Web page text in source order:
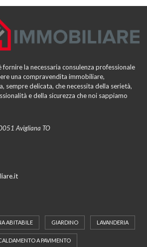
la necessaria consulenza professionale
una compravendita immobiliare,
sempre delicata, che necessita della serietà,
e della sicurezza che noi sappiamo
Avigliana TO
ABITABILE GIARDINO LAVANDERIA
A PAVIMENTO